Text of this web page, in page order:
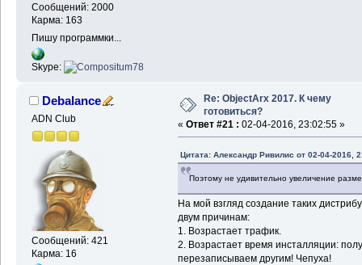
Сообщений: 2000
Карма: 163
Пишу программки...
Skype:
Debalance
ADN Club
Сообщений: 421
Карма: 16
Re: ObjectArx 2017. К чему
готовиться?
« Ответ #21 : 02-04-2016, 23:02:55 »
Цитата: Александр Ривилис от 02-04-2016,
Поэтому не удивительно увеличение
На мой взгляд создание таких
двум причинам:
1. Возрастает трафик.
2. Возрастает время инсталляции:
перезаписываем другим! Чепуха!